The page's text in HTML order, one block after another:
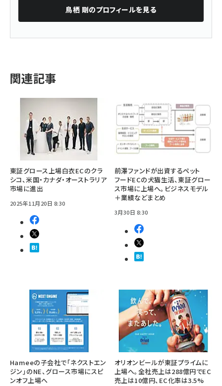
鳥栖 剛のプロフィールを見る
関連記事
東証グロース上場白衣ECのクラ
シコ、米国・カナダ・オーストラリア
市場に進出
2025年11月20日 8:30
前澤ファンドが出資するペット
フードECの犬猫生活、東証グロー
ス市場に上場へ。ビジネスモデル
＋業績などまとめ
3月30日 8:30
Hameeの子会社で「ネクストエン
ジン」のNE、グロース市場にスピ
ンオフ上場へ
オリオンビールが東証プライムに
上場へ。全社売上は288億円でEC
売上は10億円、EC化率は3.5%